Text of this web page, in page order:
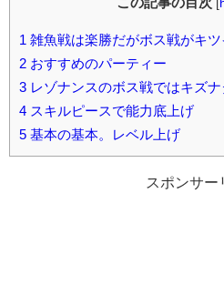
[
1 雑魚戦は楽勝だがボス戦がキツ
2 おすすめのパーティー
3 レゾナンスのボス戦ではキズ
4 スキルピースで能力底上げ
5 基本の基本。レベル上げ
スポンサー